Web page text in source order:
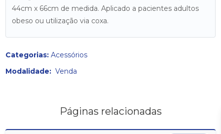
44cm x 66cm de medida. Aplicado a pacientes adultos
obeso ou utilização via coxa.
Categorias: Acessórios
Modalidade:Venda
Páginas relacionadas